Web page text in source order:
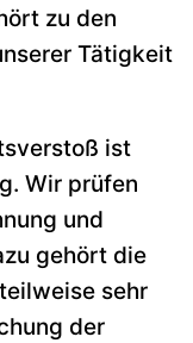
zu den
Tätigkeit
ist
Wir prüfen
und
gehört die
sehr
der